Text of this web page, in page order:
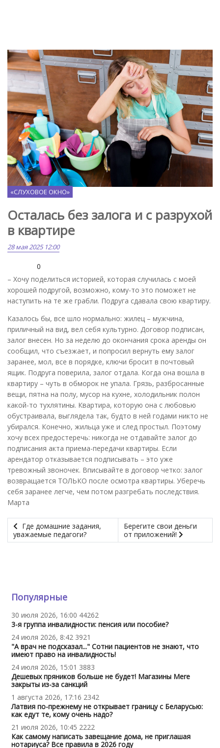
Freepik.com
«СЛУХОВОЕ ОКНО»
Осталась без залога и с разрухой
в квартире
28 мая 2025 12:00
0
– Хочу поделиться историей, которая случилась с моей
хорошей подругой, возможно, кому-то это поможет не
наступить на те же грабли. Подруга сдавала свою квартиру.
Казалось бы, все шло нормально: жилец – мужчина,
приличный на вид, вел себя культурно. Договор подписан,
залог внесен. Но за неделю до окончания срока аренды он
сообщил, что съезжает, и попросил вернуть ему залог
заранее, мол, все в порядке, ключи бросит в почтовый
ящик. Подруга поверила, залог отдала. Когда она вошла в
квартиру – чуть в обморок не упала. Грязь, разбросанные
вещи, пятна на полу, мусор на кухне, холодильник полон
какой-то тухлятины. Квартира, которую она с любовью
обустраивала, выглядела так, будто в ней годами никто не
убирался. Конечно, жильца уже и след простыл. Поэтому
хочу всех предостеречь: никогда не отдавайте залог до
подписания акта приема-передачи квартиры. Если
арендатор отказывается подписывать – это уже
тревожный звоночек. Вписывайте в договор четко: залог
возвращается ТОЛЬКО после осмотра квартиры. Уберечь
себя заранее легче, чем потом разгребать последствия.
Марта
Где домашние задания,
уважаемые педагоги?
Берегите свои деньги
от приложений!
Популярные
30 июля 2026, 16:00 44262
3-я группа инвалидности: пенсия или пособие?
24 июля 2026, 8:42 3921
"А врач не подсказал..." Сотни пациентов не знают, что
имеют право на инвалидность!
24 июля 2026, 15:01 3883
Дешевых пряников больше не будет! Магазины Mere
закрыты из-за санкций
1 августа 2026, 17:16 2342
Латвия по-прежнему не открывает границу с Беларусью:
как едут те, кому очень надо?
21 июля 2026, 10:45 2222
Как самому написать завещание дома, не приглашая
нотариуса? Все правила в 2026 году